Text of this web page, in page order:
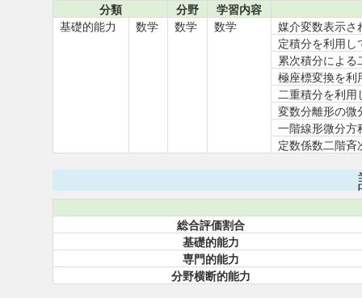
分類 分野
学習内容
基礎的能力
数学 数学 数学
媒介変数表示さ
定積分を利用
累次積分によ
極座標変換を利
二重積分を利用
変数分離形の微
一階線形微分方
定数係数二階
総合評価割合
基礎的能力
専門的能力
分野横断的能力